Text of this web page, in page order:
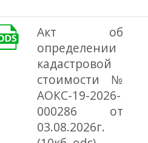
Акт об
определении
кадастровой
стоимости №
АОКС-19-2026-
000286 от
03.08.2026г.